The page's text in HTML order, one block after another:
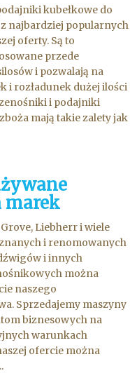
kubełkowe do
najbardziej popularnych
oferty. Są to
przede
i pozwalają na
i rozładunek dużej ilości
i podajniki
mają takie zalety jak
marek
Grove, Liebherr i wiele
i renomowanych
i innych
można
naszego
Sprzedajemy maszyny
biznesowych na
warunkach
ofercie można